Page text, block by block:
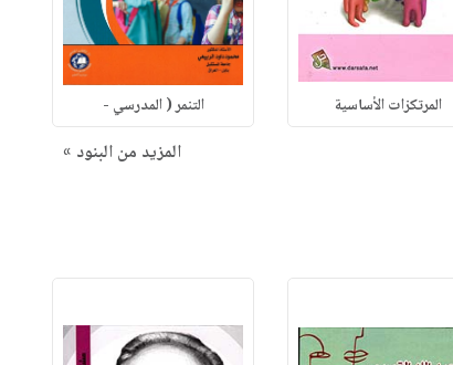
المرتكزات الأساسية التنمر ( المدرسي -
المزيد من البنود »